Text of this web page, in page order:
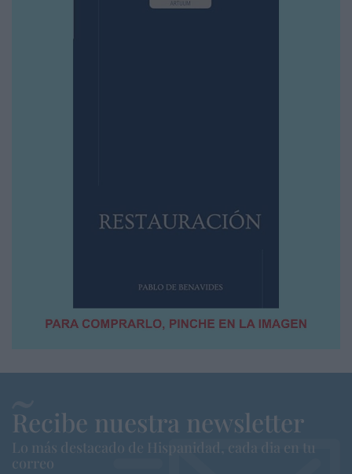
Recibe nuestra newsletter
Lo más destacado de Hispanidad, cada dia en tu
correo